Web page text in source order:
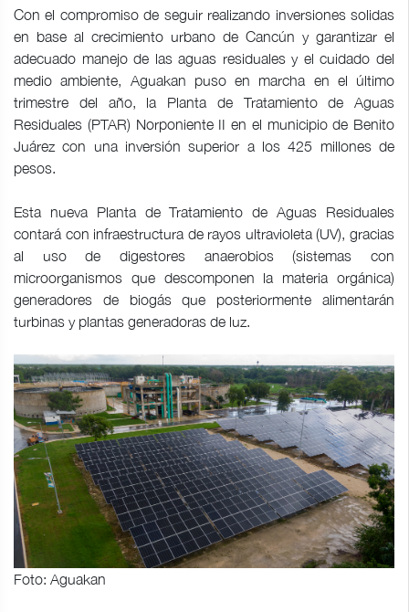
Con el compromiso de seguir realizando inversiones solidas
en base al crecimiento urbano de Cancún y garantizar el
adecuado manejo de las aguas residuales y el cuidado del
medio ambiente, Aguakan puso en marcha en el último
trimestre del año, la Planta de Tratamiento de Aguas
Residuales (PTAR) Norponiente II en el municipio de Benito
Juárez con una inversión superior a los 425 millones de
pesos.
Esta nueva Planta de Tratamiento de Aguas Residuales
contará con infraestructura de rayos ultravioleta (UV), gracias
al uso de digestores anaerobios (sistemas con
microorganismos que descomponen la materia orgánica)
generadores de biogás que posteriormente alimentarán
turbinas y plantas generadoras de luz.
Foto: Aguakan